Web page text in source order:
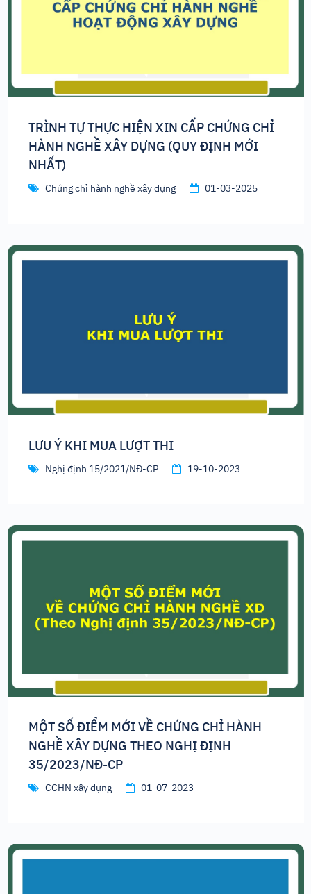
TRÌNH TỰ THỰC HIỆN XIN CẤP CHỨNG CHỈ
HÀNH NGHỀ XÂY DỰNG (QUY ĐỊNH MỚI
NHẤT)
Chứng chỉ hành nghề xây dựng 01-03-2025
LƯU Ý KHI MUA LƯỢT THI
Nghị định 15/2021/NĐ-CP 19-10-2023
MỘT SỐ ĐIỂM MỚI VỀ CHỨNG CHỈ HÀNH
NGHỀ XÂY DỰNG THEO NGHỊ ĐỊNH
35/2023/NĐ-CP
CCHN xây dựng 01-07-2023